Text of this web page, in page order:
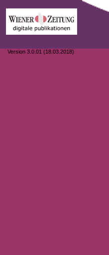
Version 3.0.01 (18.03.2018)